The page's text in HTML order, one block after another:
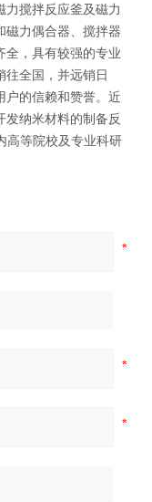
力搅拌反应釜及磁力
磁力偶合器、搅拌器
全，具有较强的专业
往全国，并远销日
户的信赖和赞誉。近
发纳米材料的制备反
高等院校及专业科研